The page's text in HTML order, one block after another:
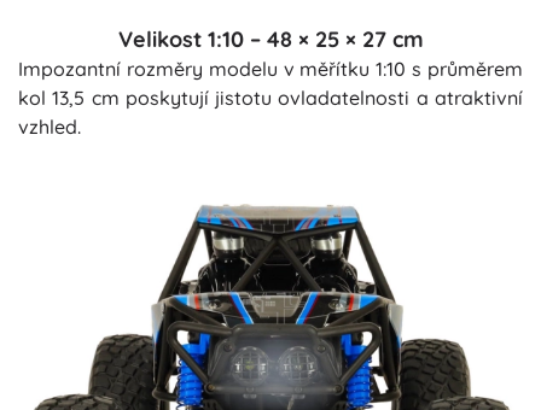
Velikost 1:10 – 48 × 25 × 27 cm
Impozantní rozměry modelu v měřítku 1:10 s průměrem
kol 13,5 cm poskytují jistotu ovladatelnosti a atraktivní
vzhled.